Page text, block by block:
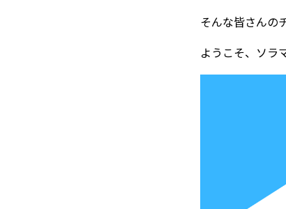
そんな皆さんの
ようこそ、ソラ